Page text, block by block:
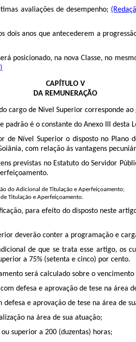
avaliações de desempenho;
dois anos que antecederem a
posicionado, na nova Classe, no
CAPÍTULO V
DA REMUNERAÇÃO
cargo de Nivel Superior corresponde ao
é o constante do Anexo III desta
de Nível Superior o disposto no Plano
com relação ás vantagens
previstas no Estatuto do Servidor
do Adicional de Titulação e Aperfeiçoamento;
Titulação e Aperfeiçoamento.
para efeito do disposto neste
deverão conter a programação e
de que se trata esse artigo, os
a 75% (setenta e cinco) por cento.
será calculado sobre o
defesa e aprovação de tese na área
e aprovação de tese na área de
na área de sua atuação;
superior a 200 (duzentas) horas;